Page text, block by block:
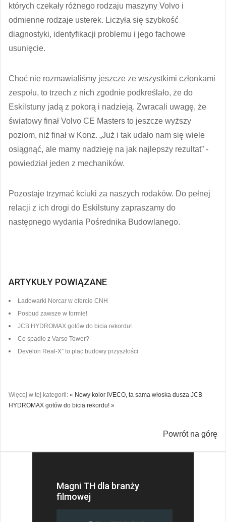
których czekały różnego rodzaju maszyny Volvo i
odmienne rodzaje usterek. Liczyła się szybkość
diagnostyki, identyfikacji problemu i jego fachowe
usunięcie.
Choć nie rozmawialiśmy jeszcze ze wszystkimi członkami
zespołu, to trzech z nich zgodnie podkreślało, że do
Eskilstuny jadą z pokorą i nadzieją. Zwracali uwagę, że
światowy finał Volvo CE Masters to jeszcze wyższy
poziom, niż finał w Konz. „Już i tak udało nam się wiele
osiągnąć, ale mamy nadzieję na jak najlepszy rezultat” -
powiedział jeden z mechaników.
Pozostaje trzymać kciuki za naszych rodaków. Do pełnej
relacji z ich drogi do Eskilstuny zapraszamy do
następnego wydania Pośrednika Budowlanego.
ARTYKUŁY POWIĄZANE
Ładowarki Norcar w ofercie CNH
Posbud zawsze w formie!
JCB HYDROMAX gotów do bicia rekordu!
Co spadło z Varso Tower?
Develon Real-X” to plac budowy przyszłości
Więcej w tej kategorii: « Nowy kolor IVECO, ta sama włoska dusza JCB
HYDROMAX gotów do bicia rekordu! »
Powrót na górę
Magni TH dla branży
filmowej